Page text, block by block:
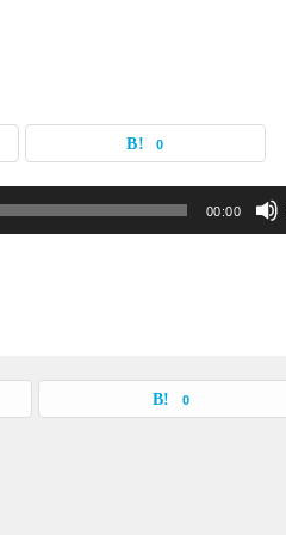
0
00:00
0